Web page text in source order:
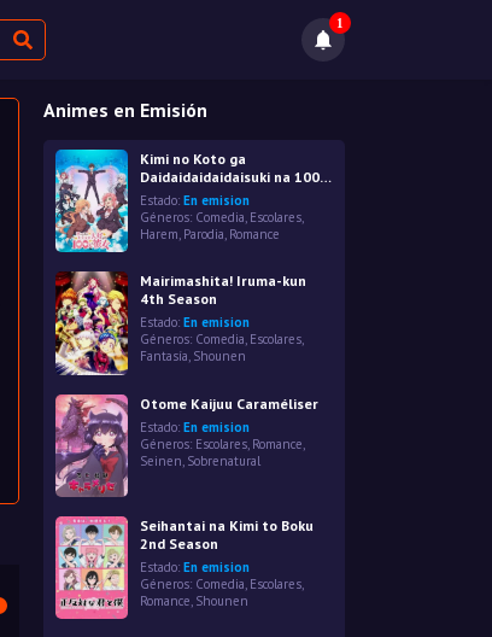
1
Animes en Emisión
Kimi no Koto ga
Daidaidaidaidaisuki na 100-
nin no Kanojo
Estado: En emision
Géneros: Comedia, Escolares
Harem, Parodia, Romance
Mairimashita! Iruma-kun
4th Season
Estado: En emision
Géneros: Comedia, Escolares
Fantasía, Shounen
Otome Kaijuu Caraméliser
Estado: En emision
Géneros: Escolares Romance
Seinen Sobrenatural
Seihantai na Kimi to Boku
2nd Season
Estado: En emision
Géneros: Comedia, Escolares
Romance, Shounen